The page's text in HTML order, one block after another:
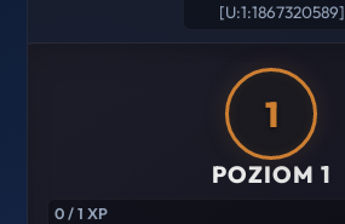
[U:1:1867320589]
1
POZIOM 1
0 / 1 XP